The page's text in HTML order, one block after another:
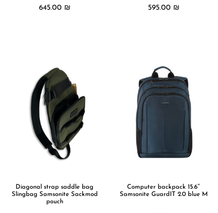
595.00 ₪
645.00 ₪
Computer backpack 15.6″
Samsonite GuardIT 2.0 blue M
Diagonal strap saddle bag
Slingbag Samsonite Sackmod
pouch